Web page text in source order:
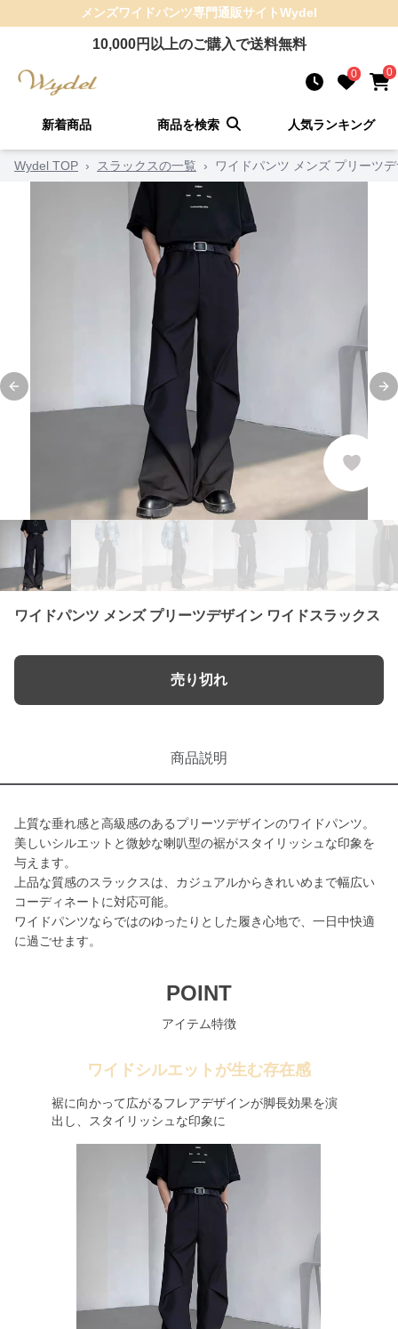
メンズワイドパンツ専門通販サイトWydel
10,000円以上のご購入で送料無料
0 0
新着商品 商品を検索 人気ランキング
Wydel TOP › スラックスの一覧 › ワイドパンツ メンズ プリーツ
Previous slide
ワイドパンツ メンズ プリーツデザイン ワイドスラックス
売り切れ
商品説明
上質な垂れ感と高級感のあるプリーツデザインのワイドパンツ。
美しいシルエットと微妙な喇叭型の裾がスタイリッシュな印象を
与えます。
上品な質感のスラックスは、カジュアルからきれいめまで幅広い
コーディネートに対応可能。
ワイドパンツならではのゆったりとした履き心地で、一日中快適
に過ごせます。
POINT
アイテム特徴
ワイドシルエットが生む存在感
裾に向かって広がるフレアデザインが脚長効果を演
出し、スタイリッシュな印象に